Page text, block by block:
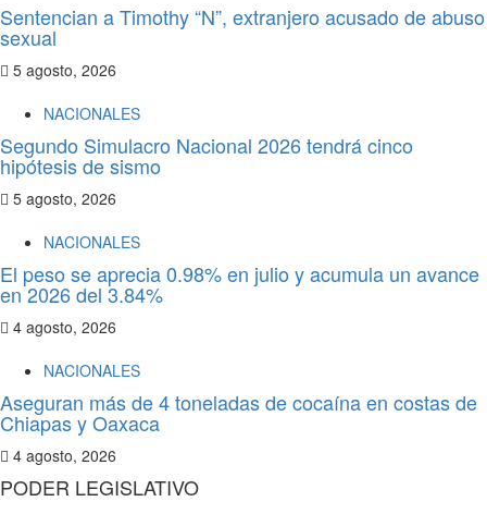
Sentencian a Timothy “N”, extranjero acusado de abuso
sexual
5 agosto, 2026
NACIONALES
Segundo Simulacro Nacional 2026 tendrá cinco
hipótesis de sismo
5 agosto, 2026
NACIONALES
El peso se aprecia 0.98% en julio y acumula un avance
en 2026 del 3.84%
4 agosto, 2026
NACIONALES
Aseguran más de 4 toneladas de cocaína en costas de
Chiapas y Oaxaca
4 agosto, 2026
PODER LEGISLATIVO